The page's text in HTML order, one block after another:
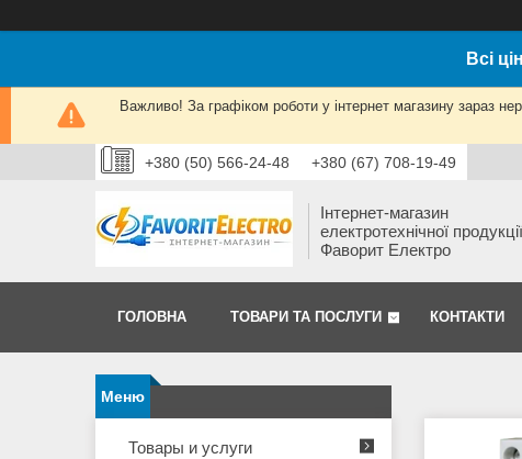
Всі
Важливо! За графіком роботи у інтернет магазину зараз
+380 (50) 566-24-48 +380 (67) 708-19-49
Інтернет-магазин
електротехнічної продукції
Фаворит Електро
ГОЛОВНА ТОВАРИ ТА ПОСЛУГИ КОНТАКТИ
Товары и услуги